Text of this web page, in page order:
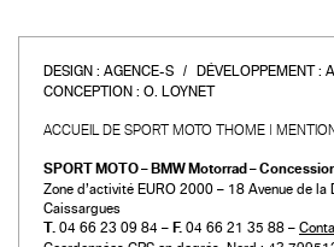
DESIGN : AGENCE-S DÉVELOPPEMENT :
CONCEPTION : O. LOYNET
ACCUEIL DE SPORT MOTO THOME
SPORT MOTO – BMW Motorrad –
Zone d’activité EURO 2000 – 18 Avenue de
Caissargues
T. 04 66 23 09 84 – F. 04 66 21 35 88 –